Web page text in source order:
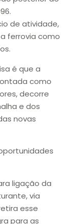
de atividade,
ferrovia como
é que a
como
decorre
e dos
novas
ligação da
via
esse
para as